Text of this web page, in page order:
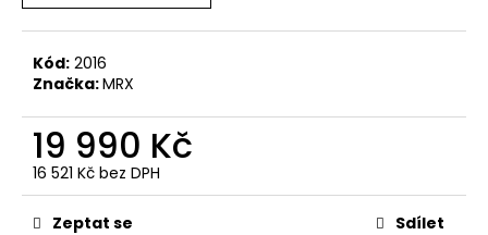
Kód: 2016
Značka:MRX
19 990 Kč
16 521 Kč bez DPH
Měrná
cena:Zeptat se Sdílet
č
u
e
m
e
DUŠE
PRO-